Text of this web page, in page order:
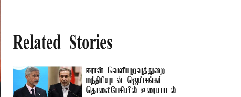
Related Stories
ஈரான் வெளியுறவுத்துறை
மந்திரியுடன் ஜெய்சங்கர்
தொலைபேசியில் உரையாடல்